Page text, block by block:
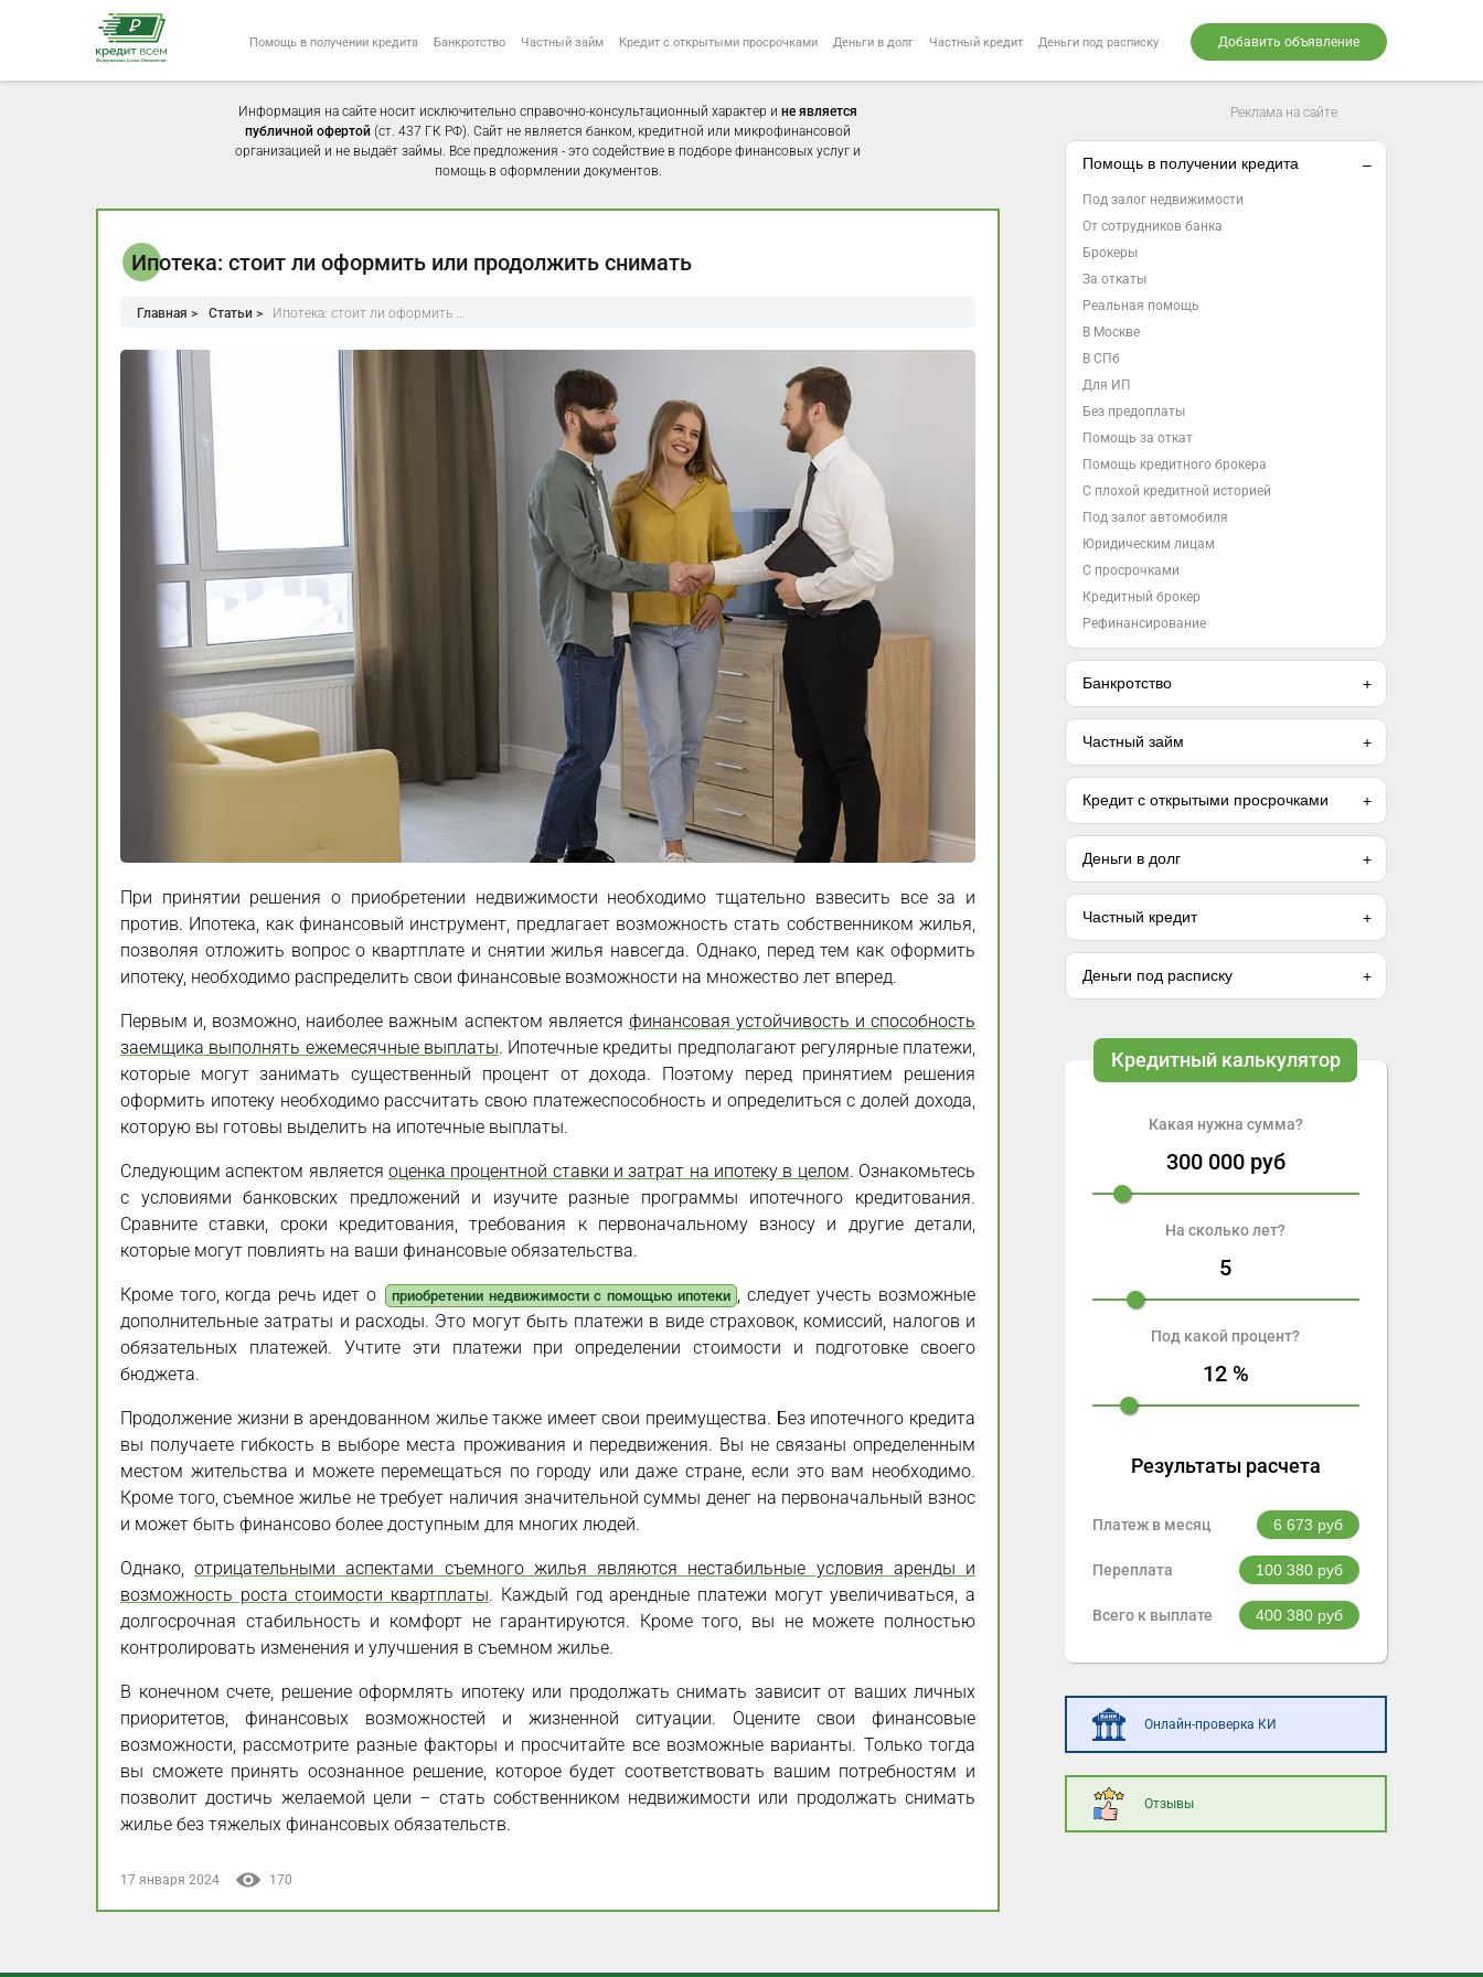
Помощь в получении кредита Банкротство Частный займ Кредит с открытыми просрочками Деньги в долг Частный кредит Деньги под расписку Добавить объявление
Информация на сайте носит исключительно справочно-консультационный характер и не является
публичной офертой (ст. 437 ГК РФ). Сайт не является банком, кредитной или микрофинансовой
организацией и не выдаёт займы. Все предложения - это содействие в подборе финансовых услуг и
помощь в оформлении документов.
Ипотека: стоит ли оформить или продолжить снимать
Главная > Статьи > Ипотека: стоит ли оформить …
При принятии решения о приобретении недвижимости необходимо тщательно взвесить все за и
против. Ипотека, как финансовый инструмент, предлагает возможность стать собственником жилья,
позволяя отложить вопрос о квартплате и снятии жилья навсегда. Однако, перед тем как оформить
ипотеку, необходимо распределить свои финансовые возможности на множество лет вперед.
Первым и, возможно, наиболее важным аспектом является финансовая устойчивость и способность
заемщика выполнять ежемесячные выплаты. Ипотечные кредиты предполагают регулярные платежи,
которые могут занимать существенный процент от дохода. Поэтому перед принятием решения
оформить ипотеку необходимо рассчитать свою платежеспособность и определиться с долей дохода,
которую вы готовы выделить на ипотечные выплаты.
Следующим аспектом является оценка процентной ставки и затрат на ипотеку в целом. Ознакомьтесь
с условиями банковских предложений и изучите разные программы ипотечного кредитования.
Сравните ставки, сроки кредитования, требования к первоначальному взносу и другие детали,
которые могут повлиять на ваши финансовые обязательства.
Кроме того, когда речь идет о приобретении недвижимости с помощью ипотеки , следует учесть возможные
дополнительные затраты и расходы. Это могут быть платежи в виде страховок, комиссий, налогов и
обязательных платежей. Учтите эти платежи при определении стоимости и подготовке своего
бюджета.
Продолжение жизни в арендованном жилье также имеет свои преимущества. Без ипотечного кредита
вы получаете гибкость в выборе места проживания и передвижения. Вы не связаны определенным
местом жительства и можете перемещаться по городу или даже стране, если это вам необходимо.
Кроме того, съемное жилье не требует наличия значительной суммы денег на первоначальный взнос
и может быть финансово более доступным для многих людей.
Однако,отрицательными аспектами съемного жилья являются нестабильные условия аренды и
возможность роста стоимости квартплаты. Каждый год арендные платежи могут увеличиваться, а
долгосрочная стабильность и комфорт не гарантируются. Кроме того, вы не можете полностью
контролировать изменения и улучшения в съемном жилье.
В конечном счете, решение оформлять ипотеку или продолжать снимать зависит от ваших личных
приоритетов, финансовых возможностей и жизненной ситуации. Оцените свои финансовые
возможности, рассмотрите разные факторы и просчитайте все возможные варианты. Только тогда
вы сможете принять осознанное решение, которое будет соответствовать вашим потребностям и
позволит достичь желаемой цели – стать собственником недвижимости или продолжать снимать
жилье без тяжелых финансовых обязательств.
17 января 2024 170
Реклама на сайте
Помощь в получении кредита
Под залог недвижимости
От сотрудников банка
Брокеры
За откаты
Реальная помощь
В Москве
В СПб
Для ИП
Без предоплаты
Помощь за откат
Помощь кредитного брокера
С плохой кредитной историей
Под залог автомобиля
Юридическим лицам
С просрочками
Кредитный брокер
Рефинансирование
Банкротство
Частный займ
Кредит с открытыми просрочками
Деньги в долг
Частный кредит
Деньги под расписку
Кредитный калькулятор
Какая нужна сумма?
300 000руб
На сколько лет?
5
Под какой процент?
12%
Результаты расчета
Платеж в месяц 6 673 руб
Переплата 100 380 руб
Всего к выплате 400 380 руб
Онлайн-проверка КИ
Отзывы